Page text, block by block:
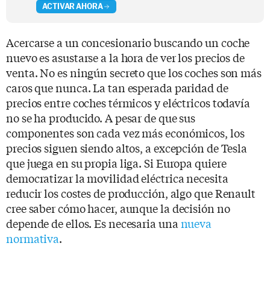
ACTIVAR AHORA
Acercarse a un concesionario buscando un coche
nuevo es asustarse a la hora de ver los precios de
venta. No es ningún secreto que los coches son más
caros que nunca. La tan esperada paridad de
precios entre coches térmicos y eléctricos todavía
no se ha producido. A pesar de que sus
componentes son cada vez más económicos, los
precios siguen siendo altos, a excepción de Tesla
que juega en su propia liga. Si Europa quiere
democratizar la movilidad eléctrica necesita
reducir los costes de producción, algo que Renault
cree saber cómo hacer, aunque la decisión no
depende de ellos. Es necesaria una nueva
normativa.